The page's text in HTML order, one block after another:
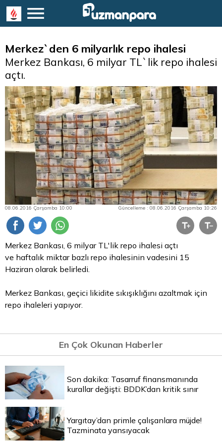
Merkez`den 6 milyarlık repo ihalesi
Merkez Bankası, 6 milyar TL`lik repo ihalesi
açtı.
08.06.2016 Çarşamba 10:00 Güncelleme : 08.06.2016 Çarşamba 10:26
Merkez Bankası, 6 milyar TL'lik repo ihalesi açtı
ve haftalık miktar bazlı repo ihalesinin vadesini 15
Haziran olarak belirledi.
Merkez Bankası, geçici likidite sıkışıklığını azaltmak için
repo ihaleleri yapıyor.
En Çok Okunan Haberler
Son dakika: Tasarruf finansmanında
kurallar değişti: BDDK’dan kritik sınır
Yargıtay’dan primle çalışanlara müjde!
Tazminata yansıyacak